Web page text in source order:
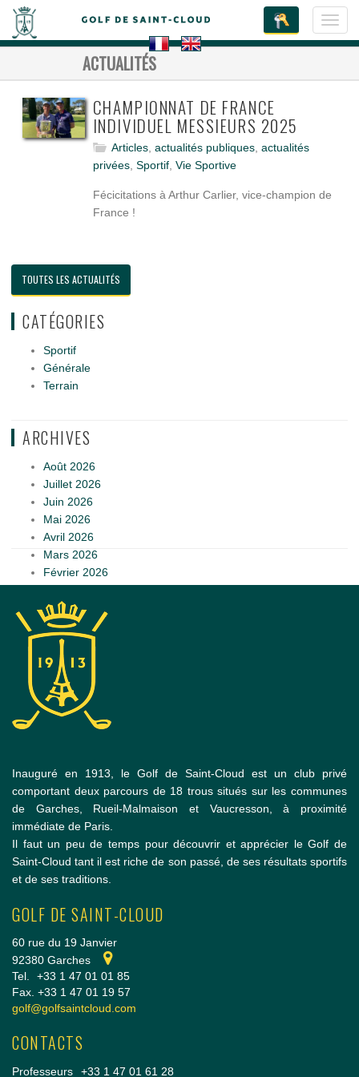
ACTUALITÉS
CHAMPIONNAT DE FRANCE
INDIVIDUEL MESSIEURS 2025
Articles, actualités publiques, actualités
privées, Sportif, Vie Sportive
Fécicitations à Arthur Carlier, vice-champion de
France !
TOUTES LES ACTUALITÉS
CATÉGORIES
Sportif
Générale
Terrain
ARCHIVES
Août 2026
Juillet 2026
Juin 2026
Mai 2026
Avril 2026
Mars 2026
Février 2026
Inauguré en 1913, le Golf de Saint-Cloud est un club privé
comportant deux parcours de 18 trous situés sur les communes
de Garches, Rueil-Malmaison et Vaucresson, à proximité
immédiate de Paris.
Il faut un peu de temps pour découvrir et apprécier le Golf de
Saint-Cloud tant il est riche de son passé, de ses résultats sportifs
et de ses traditions.
GOLF DE SAINT-CLOUD
60 rue du 19 Janvier
92380 Garches
Tel.
+33 1 47 01 01 85
Fax. +33 1 47 01 19 57
golf@golfsaintcloud.com
CONTACTS
Professeurs +33 1 47 01 61 28